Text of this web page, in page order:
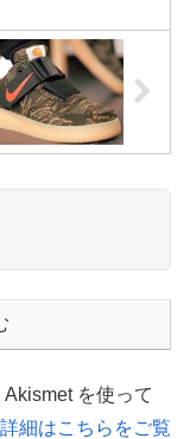
を使って
細はこちらをご覧